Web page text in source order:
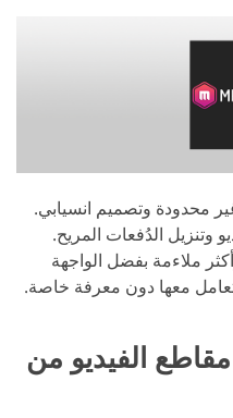
محدودة وتصميم انسيابي.
وتنزيل الدُفعات المريح.
ملاءمة بفضل الواجهة
معها دون معرفة خاصة.
الفيديو من